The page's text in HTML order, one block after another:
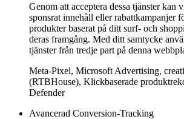
Genom att acceptera dessa tjänster kan
sponsrat innehåll eller rabattkampanjer
produkter baserat på ditt surf- och
deras framgång. Med ditt samtycke
tjänster från tredje part på denna
Meta-Pixel, Microsoft Advertising,
(RTBHouse), Klickbaserade
Defender
Avancerad Conversion-Tracking